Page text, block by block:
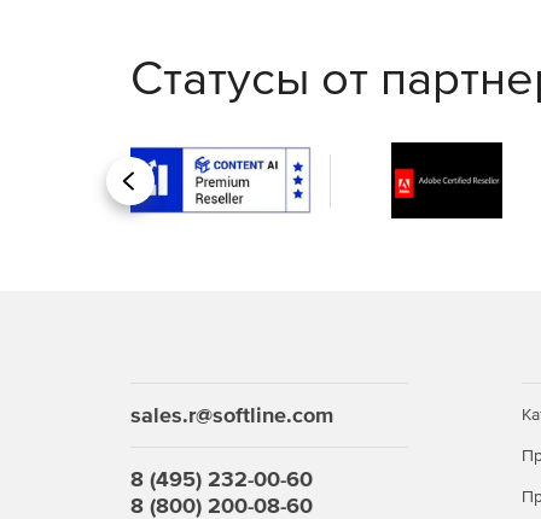
система – Windows 7 Home Basic 64 бит (для
– 80 каналов).
Модификация M2 – Monitor 2. Количество
Windows Pro 7 SP1 64 бит.
Статусы от
Назад
sales.r@softline.com
8 (495) 232-00-60
8 (800) 200-08-60